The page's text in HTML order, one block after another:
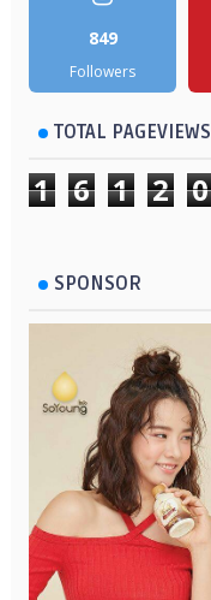
849
Followers
TOTAL PAGEVIEWS
1 6 1 2 0
SPONSOR